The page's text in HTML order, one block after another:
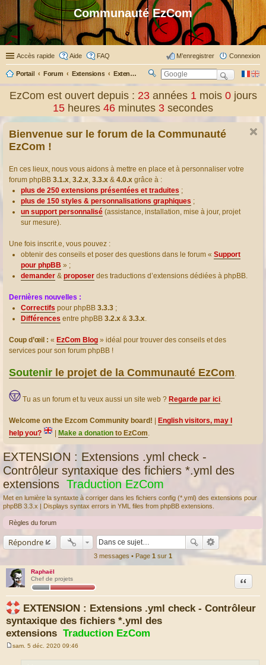
Communauté EzCom
Accès rapide Aide FAQ Connexion
M’enregistrer
Portail Forum Extensions Extensions présentées & traduites
ch
er
EzCom est ouvert depuis : 23 années1 mois0 jours
15 heures 46 minutes 4 secondes
Bienvenue sur le forum de la Communauté
EzCom !
En ces lieux, nous vous aidons à mettre en place et à personnaliser votre
forum phpBB 3.1.x, 3.2.x, 3.3.x & 4.0.x grâce à :
plus de 250 extensions présentées et traduites ;
plus de 150 styles & personnalisations graphiques ;
un support personnalisé (assistance, installation, mise à jour, projet
sur mesure).
Une fois inscrit.e, vous pouvez :
obtenir des conseils et poser des questions dans le forum « Support
pour phpBB » ;
demander & proposer des traductions d’extensions dédiées à phpBB.
Dernières nouvelles :
Correctifs pour phpBB 3.3.3 ;
Différences entre phpBB 3.2.x & 3.3.x.
Coup d’œil : « EzCom Blog » idéal pour trouver des conseils et des
services pour son forum phpBB !
Soutenir le projet de la Communauté EzCom.
Tu as un forum et tu veux aussi un site web ? Regarde par ici.
Welcome on the Ezcom Community board!
English visitors, may I
help you?
Make a donation to EzCom.
EXTENSION : Extensions .yml check -
Contrôleur syntaxique des fichiers *.yml des
extensions Traduction EzCom
Met en lumière la syntaxte à corriger dans les fichiers config (*.yml) des extensions pour
phpBB 3.3.x | Displays syntax errors in YML files from phpBB extensions.
Règles du forum
Répondre
3 messages • Page 1 sur 1
Raphaël
Chef de projets
EXTENSION : Extensions .yml check - Contrôleur
syntaxique des fichiers *.yml des
extensions Traduction EzCom
Citation
sam. 5 déc. 2020 09:46